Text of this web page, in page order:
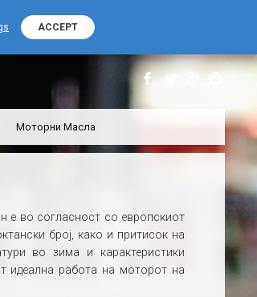
+389 (0) 2 2532 000
Моторни Масла
е во согласност со европскиот
број, како и притисок на
во зима и карактеристики
идеална работа на моторот на
ACCEPT